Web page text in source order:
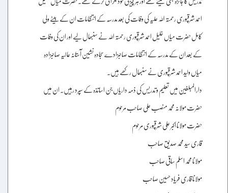
احمد شرقپوری رحمتہ اللہ علیہ کی وفات کی بعد مدرسہ کے انتظامات ان کے بیٹے ولی
کامل حضرت میاں خلیل احمد شرقپوری رحمتہ اللہ نے سنبھال لیے اور ان کی وفات
کے بعد ان کے مدرسہ کے انتظامات صاحبزادے سجادہ نشین آستانہ عالیہ صاحبزادہ
میاں ولید احمد شرقپوری نے سنبھال رکھے ہیں۔
دارالمبلغین میں تعلیم و تدریس کی ذمہ داریاں جن اساتذہ کے سپرد رہیں۔ ان میں
حضرت مولانہ محمد منصب علی صاحب مرحوم
حضرت مولانا اکبر علی شرقپوری مرحوم
قاری سید محمد صدیق صاحب
مولانا محمد اسلم ساقی صاحب
مولانا قاری فریاد حسین صاحب